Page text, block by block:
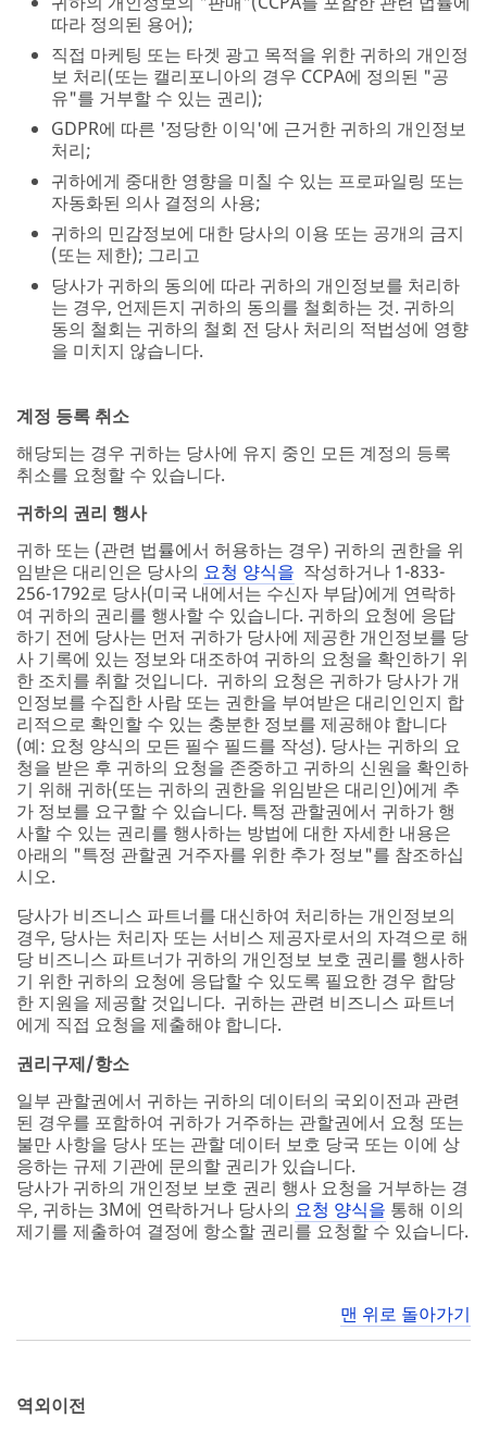
따라 정의된 용어);
직접 마케팅 또는 타겟 광고 목적을 위한 귀하의 개인정
보 처리(또는 캘리포니아의 경우 CCPA에 정의된 "공
유"를 거부할 수 있는 권리);
GDPR에 따른 '정당한 이익'에 근거한 귀하의 개인정보
처리;
귀하에게 중대한 영향을 미칠 수 있는 프로파일링 또는
자동화된 의사 결정의 사용;
귀하의 민감정보에 대한 당사의 이용 또는 공개의 금지
(또는 제한); 그리고
당사가 귀하의 동의에 따라 귀하의 개인정보를 처리하
는 경우, 언제든지 귀하의 동의를 철회하는 것. 귀하의
동의 철회는 귀하의 철회 전 당사 처리의 적법성에 영향
을 미치지 않습니다.
계정 등록 취소
해당되는 경우 귀하는 당사에 유지 중인 모든 계정의 등록
취소를 요청할 수 있습니다.
귀하의 권리 행사
귀하 또는 (관련 법률에서 허용하는 경우) 귀하의 권한을 위
임받은 대리인은 당사의 요청 양식을 작성하거나 1-833-
256-1792로 당사(미국 내에서는 수신자 부담)에게 연락하
여 귀하의 권리를 행사할 수 있습니다. 귀하의 요청에 응답
하기 전에 당사는 먼저 귀하가 당사에 제공한 개인정보를 당
사 기록에 있는 정보와 대조하여 귀하의 요청을 확인하기 위
한 조치를 취할 것입니다. 귀하의 요청은 귀하가 당사가 개
인정보를 수집한 사람 또는 권한을 부여받은 대리인인지 합
리적으로 확인할 수 있는 충분한 정보를 제공해야 합니다
(예: 요청 양식의 모든 필수 필드를 작성). 당사는 귀하의 요
청을 받은 후 귀하의 요청을 존중하고 귀하의 신원을 확인하
기 위해 귀하(또는 귀하의 권한을 위임받은 대리인)에게 추
가 정보를 요구할 수 있습니다. 특정 관할권에서 귀하가 행
사할 수 있는 권리를 행사하는 방법에 대한 자세한 내용은
아래의 "특정 관할권 거주자를 위한 추가 정보"를 참조하십
시오.
당사가 비즈니스 파트너를 대신하여 처리하는 개인정보의
경우, 당사는 처리자 또는 서비스 제공자로서의 자격으로 해
당 비즈니스 파트너가 귀하의 개인정보 보호 권리를 행사하
기 위한 귀하의 요청에 응답할 수 있도록 필요한 경우 합당
한 지원을 제공할 것입니다. 귀하는 관련 비즈니스 파트너
에게 직접 요청을 제출해야 합니다.
권리구제/항소
일부 관할권에서 귀하는 귀하의 데이터의 국외이전과 관련
된 경우를 포함하여 귀하가 거주하는 관할권에서 요청 또는
불만 사항을 당사 또는 관할 데이터 보호 당국 또는 이에 상
응하는 규제 기관에 문의할 권리가 있습니다.
당사가 귀하의 개인정보 보호 권리 행사 요청을 거부하는 경
우, 귀하는 3M에 연락하거나 당사의 요청 양식을 통해 이의
제기를 제출하여 결정에 항소할 권리를 요청할 수 있습니다.
맨 위로 돌아가기
역외이전